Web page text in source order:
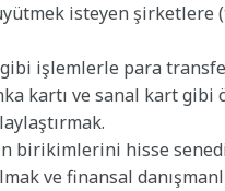
isteyen şirketlere
gibi işlemlerle para
kartı ve sanal kart gibi
birikimlerini hisse
ve finansal